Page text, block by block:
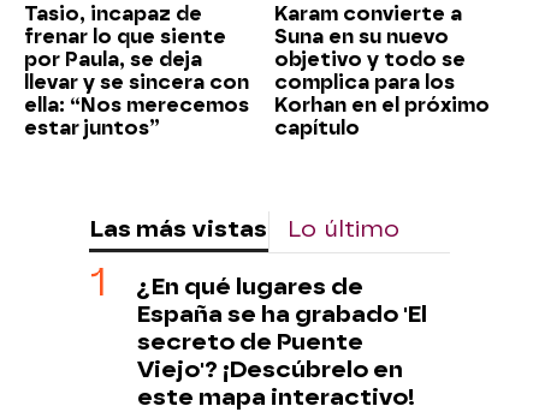
Tasio, incapaz de
frenar lo que siente
por Paula, se deja
llevar y se sincera con
ella: “Nos merecemos
estar juntos”
Karam convierte a
Suna en su nuevo
objetivo y todo se
complica para los
Korhan en el próximo
capítulo
Las más vistas Lo último
¿En qué lugares de
España se ha grabado 'El
secreto de Puente
Viejo'? ¡Descúbrelo en
este mapa interactivo!